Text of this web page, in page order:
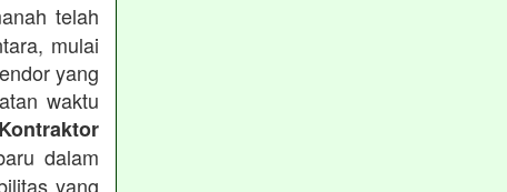
telah
mulai
yang
waktu
Kontraktor
dalam
yang